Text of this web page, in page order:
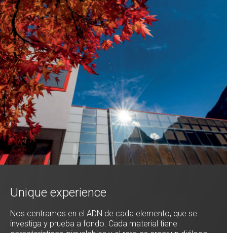
Unique experience
Nos centramos en el ADN de cada elemento, que se
investiga y prueba a fondo. Cada material tiene